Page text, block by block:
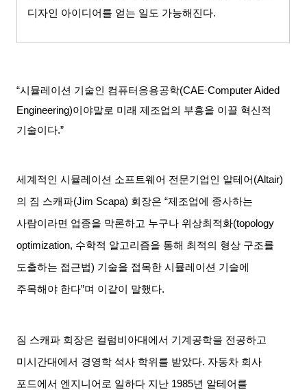
디자인 아이디어를 얻는 일도 가능해진다.
“시뮬레이션 기술인 컴퓨터응용공학(CAE·Computer Aided
Engineering)이야말로 미래 제조업의 부흥을 이끌 혁신적
기술이다.”
세계적인 시뮬레이션 소프트웨어 전문기업인 알테어 (Altair)
의 짐 스캐파(Jim Scapa) 회장은 “제조업에 종사하는
사람이라면 업종을 막론하고 누구나 위상최적화(topology
optimization, 수학적 알고리즘을 통해 최적의 형상 구조를
도출하는 접근법) 기술을 접목한 시뮬레이션 기술에
주목해야 한다”며 이같이 말했다.
짐 스캐파 회장은 컬럼비아대에서 기계공학을 전공하고
미시간대에서 경영학 석사 학위를 받았다. 자동차 회사
포드에서 엔지니어로 일하다 지난 1985년 알테어를